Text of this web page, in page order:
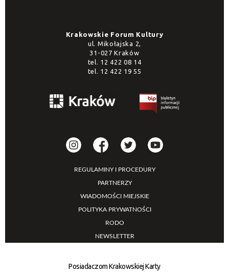
Krakowskie Forum Kultury
ul. Mikołajska 2,
31-027 Kraków
tel. 12 422 08 14
tel. 12 422 19 55
REGULAMINY I PROCEDURY
PARTNERZY
WIADOMOŚCI MIEJSKIE
POLITYKA PRYWATNOŚCI
RODO
NEWSLETTER
Posiadaczom Krakowskiej Karty